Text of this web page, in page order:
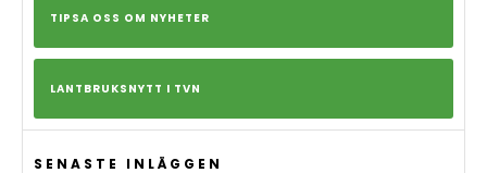
TIPSA OSS OM NYHETER
LANTBRUKSNYTT I TVN
SENASTE INLÄGGEN